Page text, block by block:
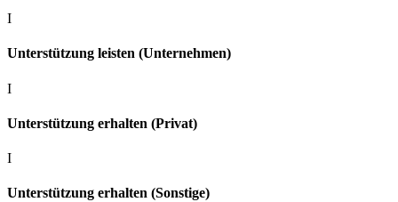
I
Unterstützung leisten (Unternehmen)
I
Unterstützung erhalten (Privat)
I
Unterstützung erhalten (Sonstige)